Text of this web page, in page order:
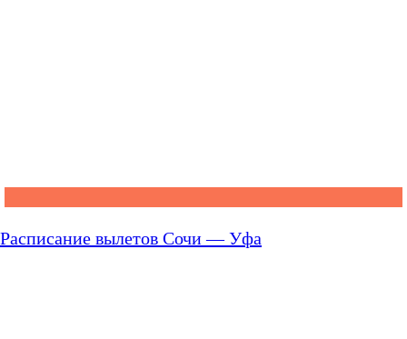
Расписание вылетов Сочи — Уфа